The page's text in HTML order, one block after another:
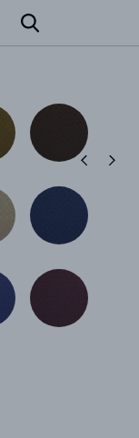
CREATOR
ARCHIVES